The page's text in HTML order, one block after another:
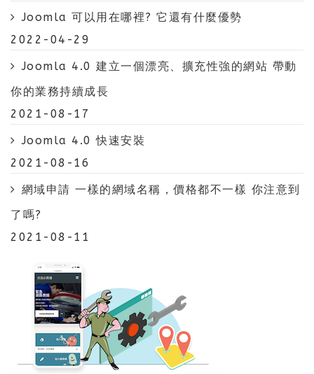
Joomla 可以用在哪裡? 它還有什麼優勢
2022-04-29
Joomla 4.0 建立一個漂亮、擴充性強的網站 帶動
你的業務持續成長
2021-08-17
Joomla 4.0 快速安裝
2021-08-16
網域申請 一樣的網域名稱，價格都不一樣 你注意到
了嗎?
2021-08-11